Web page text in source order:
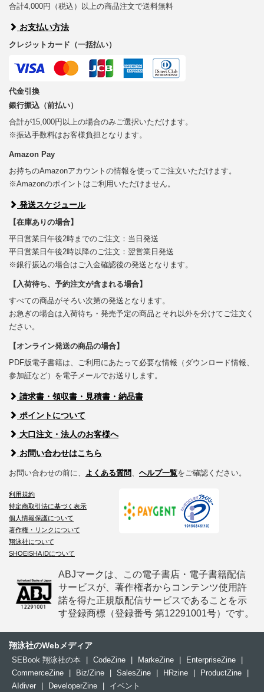
合計4,000円（税込）以上の商品注文で送料無料
お支払い方法
クレジットカード（一括払い）
代金引換
銀行振込（前払い）
合計が15,000円以上の場合のみご選択いただけます。
※振込手数料はお客様負担となります。
Amazon Pay
お持ちのAmazonアカウントの情報を使ってご注文いただけます。
※Amazonのポイントはご利用いただけません。
発送スケジュール
【在庫ありの場合】
平日営業日午後2時までのご注文：当日発送
平日営業日午後2時以降のご注文：翌営業日発送
※銀行振込の場合はご入金確認後の発送となります。
【入荷待ち、予約注文が含まれる場合】
すべての商品がそろい次第の発送となります。
お急ぎの場合は入荷待ち・発売予定の商品とそれ以外を分けてご注文く
ださい。
【オンライン発送の商品の場合】
PDF版電子書籍は、ご利用にあたって必要な情報（ダウンロード情報、
参加証など）を電子メールでお送りします。
請求書・領収書・見積書・納品書
ポイントについて
大口注文・法人のお客様へ
お問い合わせはこちら
お問い合わせの前に、 よくある質問、 ヘルプ一覧をご確認ください。
利用規約
特定商取引法に基づく表示
個人情報保護について
著作権・リンクについて
翔泳社について
SHOEISHA iDについて
ABJマークは、この電子書店・電子書籍配信
サービスが、著作権者からコンテンツ使用許
諾を得た正規版配信サービスであることを示
す登録商標（登録番号 第12291001号）です。
翔泳社のWebメディア
SEBook 翔泳社の本 CodeZine MarkeZine EnterpriseZine
CommerceZine
Biz/Zine SalesZine HRzine ProductZine
AIdiver
DeveloperZine イベント